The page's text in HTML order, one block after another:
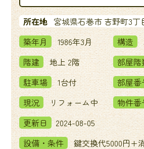
所在地 宮城県石巻市 吉野町3丁
築年月
1986年3月 構造
階建
地上 2階 部屋階
駐車場
1台付 部屋番
現況
リフォーム中 物件番
更新日
2024-08-05
設備・条件
鍵交換代5000円+